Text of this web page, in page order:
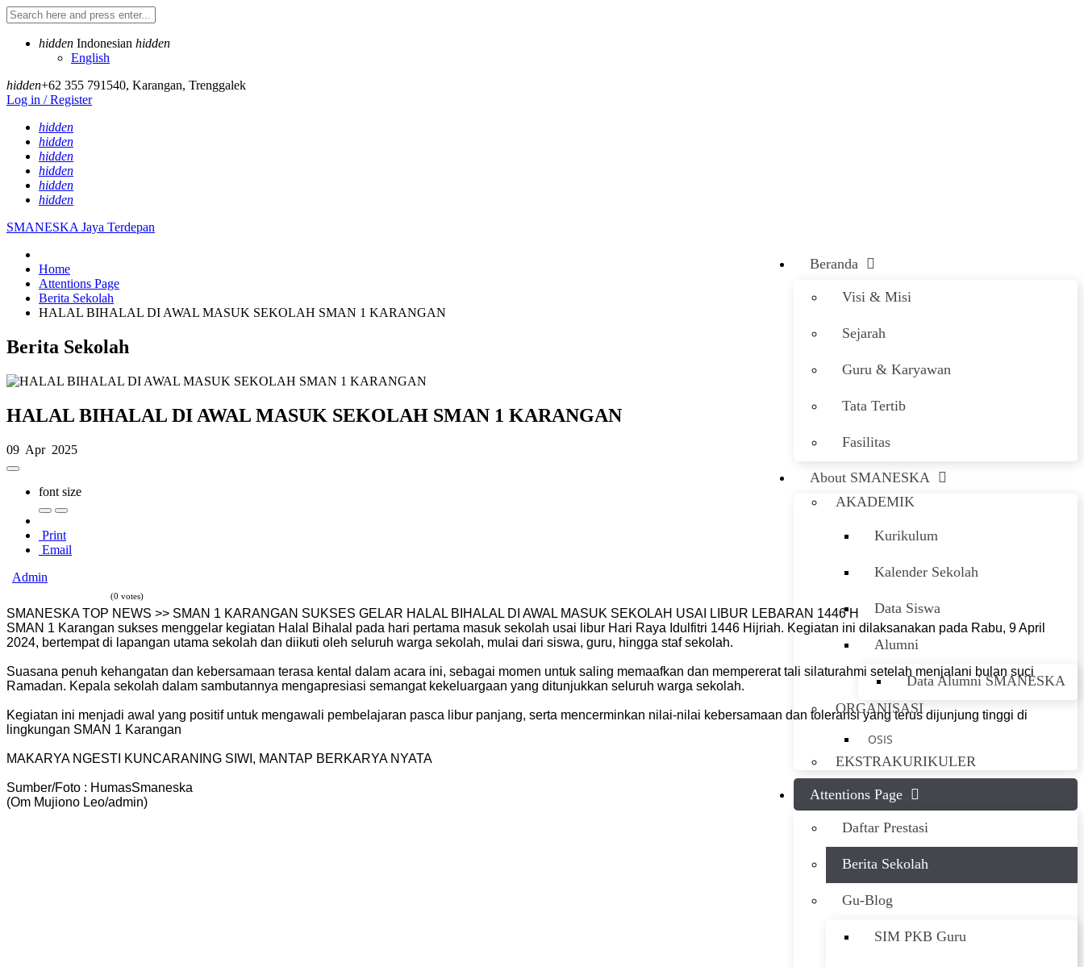
hidden Indonesian hidden
English
hidden+62 355 791540, Karangan, Trenggalek
Log in / Register
hidden
hidden
hidden
hidden
hidden
hidden
SMANESKA Jaya Terdepan
Beranda
Visi & Misi
Sejarah
Guru & Karyawan
Tata Tertib
Fasilitas
About SMANESKA
AKADEMIK
Kurikulum
Kalender Sekolah
Data Siswa
Alumni
Data Alumni SMANESKA
ORGANISASI
OSIS
EKSTRAKURIKULER
Attentions Page
Daftar Prestasi
Berita Sekolah
Gu-Blog
SIM PKB Guru
Home
Attentions Page
Berita Sekolah
HALAL BIHALAL DI AWAL MASUK SEKOLAH SMAN 1 KARANGAN
Berita Sekolah
HALAL BIHALAL DI AWAL MASUK SEKOLAH SMAN 1 KARANGAN
09 Apr 2025
font size
Print
Email
Admin
(0 votes)
SMANESKA TOP NEWS >> SMAN 1 KARANGAN SUKSES GELAR HALAL BIHALAL DI AWAL MASUK SEKOLAH USAI LIBUR LEBARAN 1446 H
SMAN 1 Karangan sukses menggelar kegiatan Halal Bihalal pada hari pertama masuk sekolah usai libur Hari Raya Idulfitri 1446 Hijriah. Kegiatan ini dilaksanakan pada Rabu, 9 April
2024, bertempat di lapangan utama sekolah dan diikuti oleh seluruh warga sekolah, mulai dari siswa, guru, hingga staf sekolah.
Suasana penuh kehangatan dan kebersamaan terasa kental dalam acara ini, sebagai momen untuk saling memaafkan dan mempererat tali silaturahmi setelah menjalani bulan suci
Ramadan. Kepala sekolah dalam sambutannya mengapresiasi semangat kekeluargaan yang ditunjukkan seluruh warga sekolah.
Kegiatan ini menjadi awal yang positif untuk mengawali pembelajaran pasca libur panjang, serta mencerminkan nilai-nilai kebersamaan dan toleransi yang terus dijunjung tinggi di
lingkungan SMAN 1 Karangan
MAKARYA NGESTI KUNCARANING SIWI, MANTAP BERKARYA NYATA
Sumber/Foto : HumasSmaneska
(Om Mujiono Leo/admin)